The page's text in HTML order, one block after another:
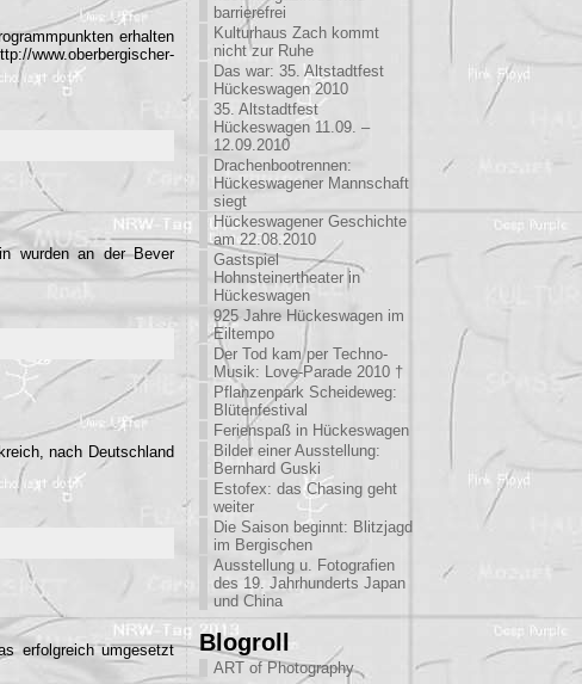
erhalten
wurden an der Bever
nach Deutschland
erfolgreich umgesetzt
barrierefrei
Kulturhaus Zach kommt
nicht zur Ruhe
Das war: 35. Altstadtfest
Hückeswagen 2010
35. Altstadtfest
Hückeswagen 11.09. –
12.09.2010
Drachenbootrennen:
Hückeswagener Mannschaft
siegt
Hückeswagener Geschichte
am 22.08.2010
Gastspiel
Hohnsteinertheater in
Hückeswagen
925 Jahre Hückeswagen im
Eiltempo
Der Tod kam per Techno-
Musik: Love-Parade 2010 †
Pflanzenpark Scheideweg:
Blütenfestival
Ferienspaß in Hückeswagen
Bilder einer Ausstellung:
Bernhard Guski
Estofex: das Chasing geht
weiter
Die Saison beginnt: Blitzjagd
im Bergischen
Ausstellung u. Fotografien
des 19. Jahrhunderts Japan
und China
Blogroll
ART of Photography